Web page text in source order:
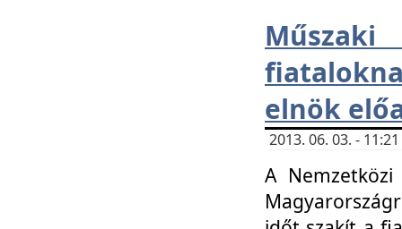
elnök
2013. 06. 03. -
A